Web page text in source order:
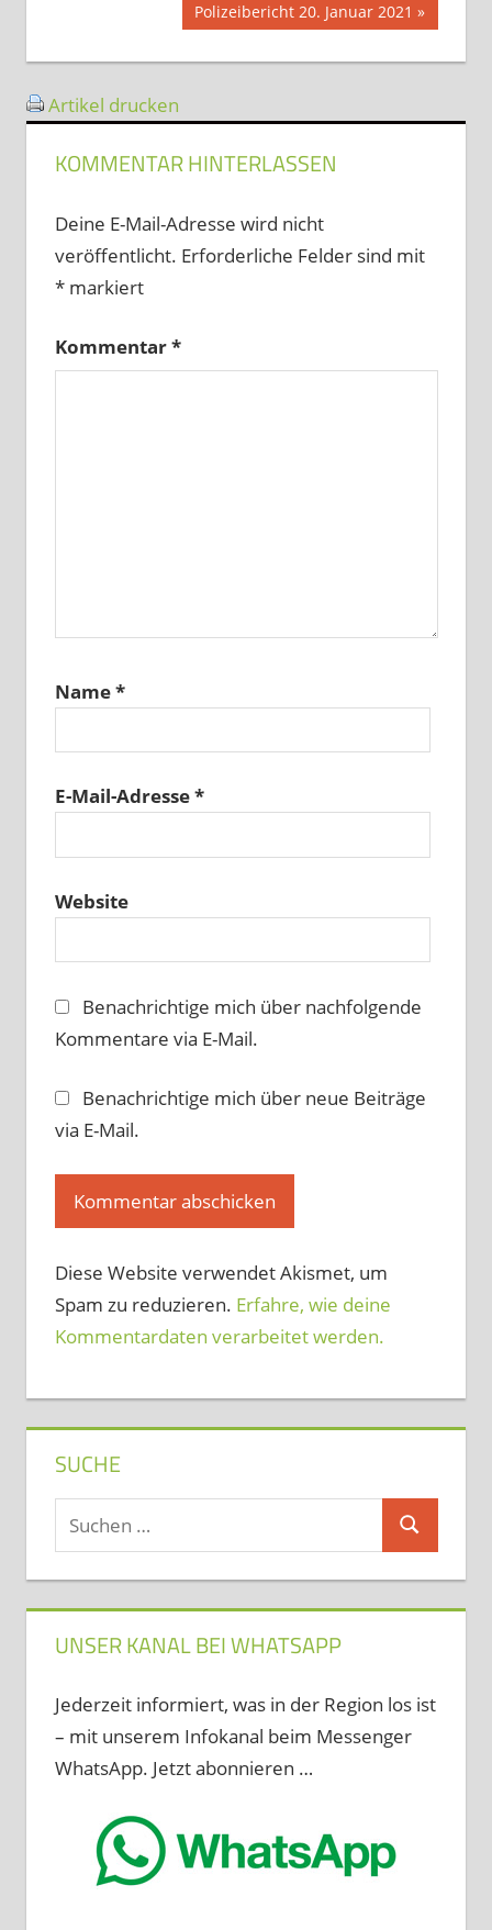
Nächster
Beitrag:
Polizeibericht 20. Januar 2021
Artikel drucken
KOMMENTAR HINTERLASSEN
Deine E-Mail-Adresse wird nicht
veröffentlicht. Erforderliche Felder sind mit
*markiert
Kommentar*
Name*
E-Mail-Adresse*
Website
Benachrichtige mich über nachfolgende
Kommentare via E-Mail.
Benachrichtige mich über neue Beiträge
via E-Mail.
Diese Website verwendet Akismet, um
Spam zu reduzieren. Erfahre, wie deine
Kommentardaten verarbeitet werden.
SUCHE
Suchen
Suchen
UNSER KANAL BEI WHATSAPP
Jederzeit informiert, was in der Region los ist
– mit unserem Infokanal beim Messenger
WhatsApp. Jetzt abonnieren …